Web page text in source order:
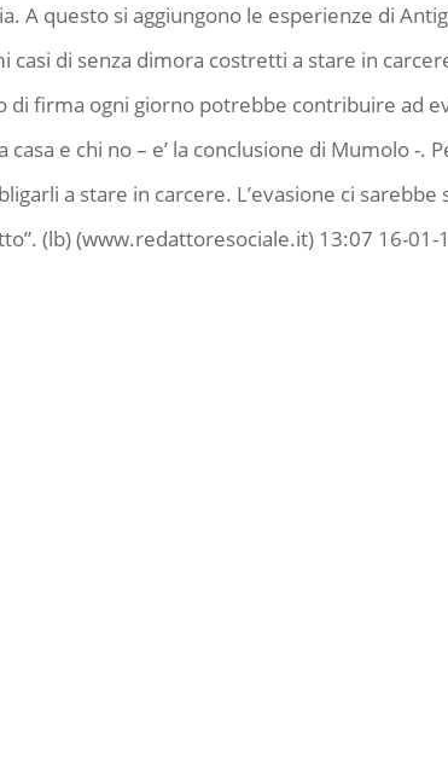
A questo si aggiungono le esperienze di
casi di senza dimora costretti a stare in
di firma ogni giorno potrebbe contribuire ad
casa e chi no – e’ la conclusione di Mumolo -
a stare in carcere. L’evasione ci
(lb) (www.redattoresociale.it) 13:07 16-01-